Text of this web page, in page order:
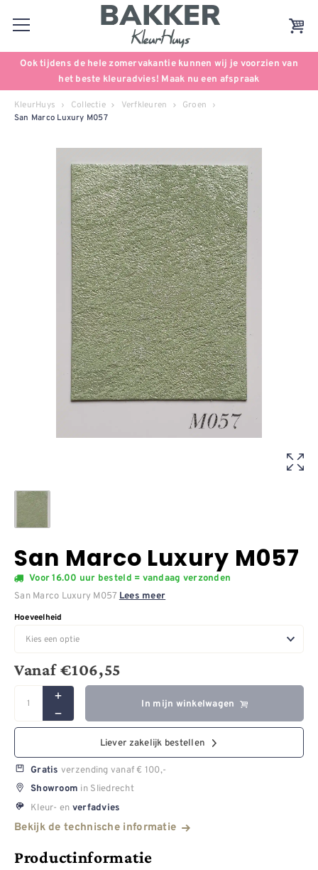
Ook tijdens de hele zomervakantie kunnen wij je voorzien van
het beste kleuradvies! Maak nu een afspraak
KleurHuys Collectie Verfkleuren Groen
San Marco Luxury M057
San Marco Luxury M057
Voor 16.00 uur besteld = vandaag verzonden
San Marco Luxury M057 Lees meer
Hoeveelheid
Vanaf€106,55
In mijn winkelwagen
Liever zakelijk bestellen
Gratis verzending vanaf € 100,-
Showroom in Sliedrecht
Kleur- en verfadvies
Bekijk de technische informatie
Productinformatie